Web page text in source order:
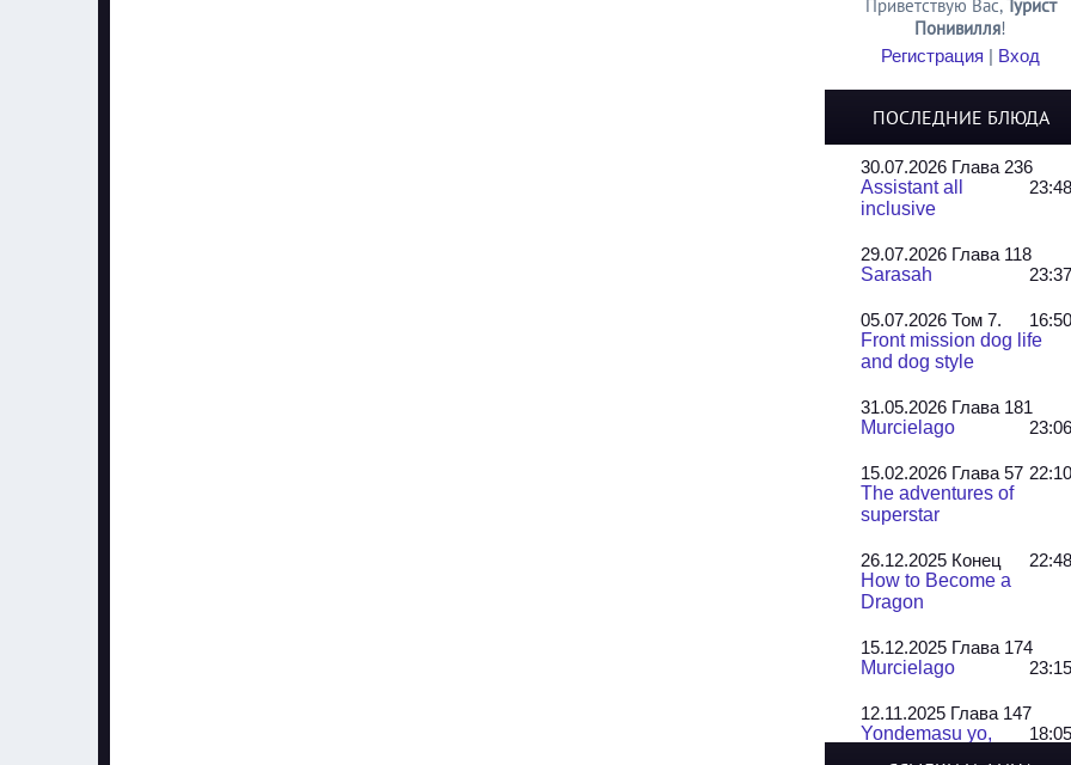
Приветствую Вас,Турист
Понивилля!
Регистрация | Вход
ПОСЛЕДНИЕ БЛЮДА
30.07.2026 Глава 236
Assistant all
inclusive
29.07.2026 Глава 118
Sarasah
05.07.2026 Том 7.
Front mission dog life
and dog style
31.05.2026 Глава 181
Murcielago
15.02.2026 Глава 57
The adventures of
superstar
26.12.2025 Конец
How to Become a
Dragon
15.12.2025 Глава 174
Murcielago
12.11.2025 Глава 147
Yondemasu yo,